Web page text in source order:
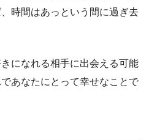
時間はあっという間に過ぎ去
になれる相手に出会える可能
あなたにとって幸せなことで